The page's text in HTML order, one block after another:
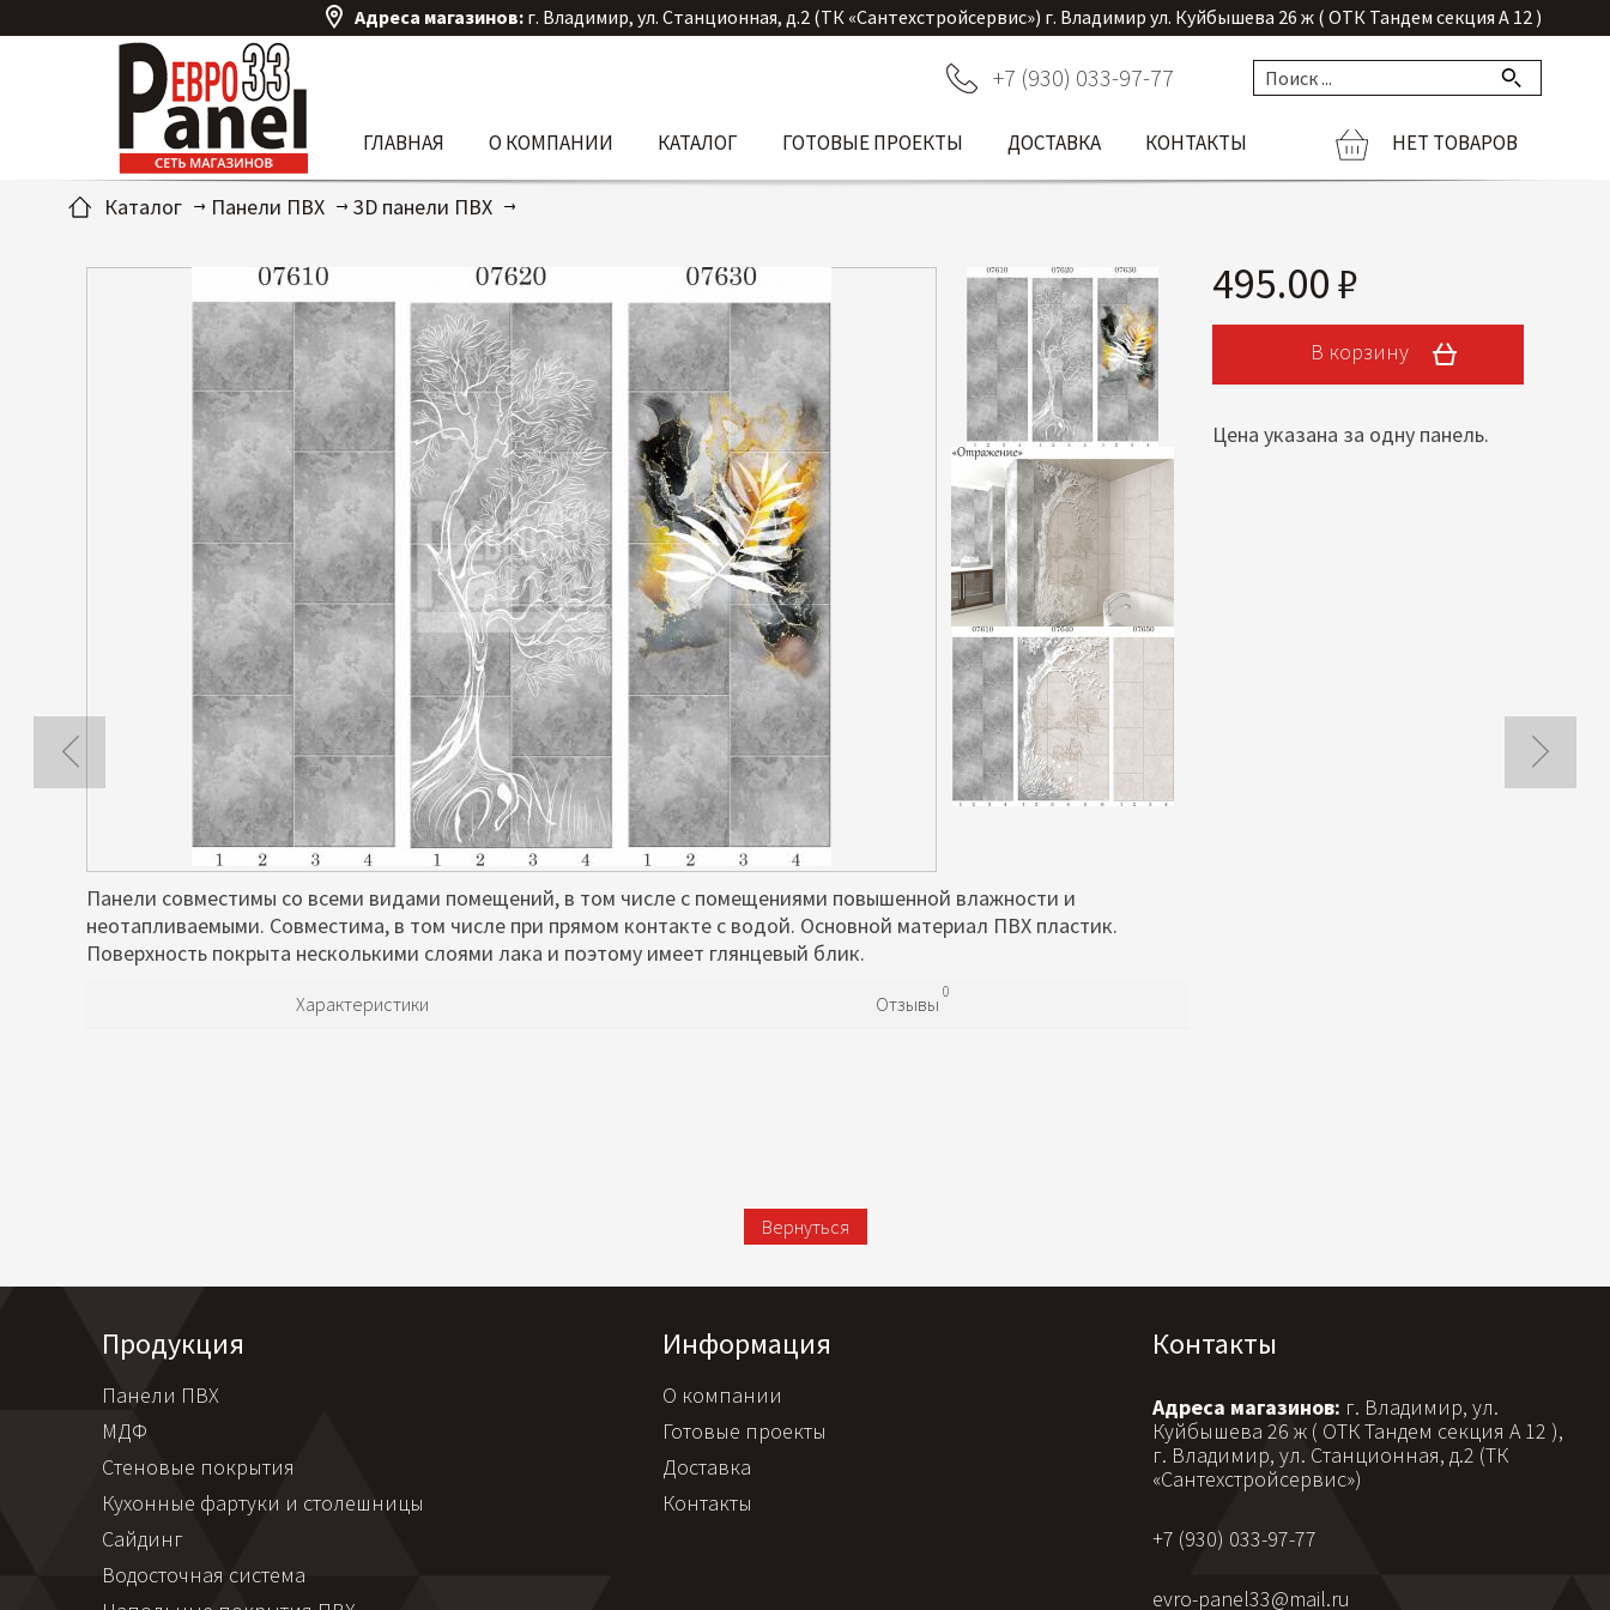
Адреса магазинов: г. Владимир, ул. Станционная, д.2 (ТК «Сантехстройсервис») г. Владимир ул. Куйбышева 26 ж ( ОТК Тандем секция А 12 )
+7 (930) 033-97-77
НЕТ ТОВАРОВ
ГЛАВНАЯ О КОМПАНИИ КАТАЛОГ ГОТОВЫЕ ПРОЕКТЫ ДОСТАВКА КОНТАКТЫ
Каталог Панели ПВХ 3D панели ПВХ
495.00 ₽
В корзину
Цена указана за одну панель.
Панели совместимы со всеми видами помещений, в том числе с помещениями повышенной влажности и
неотапливаемыми. Совместима, в том числе при прямом контакте с водой. Основной материал ПВХ пластик.
Поверхность покрыта несколькими слоями лака и поэтому имеет глянцевый блик.
Характеристики Отзывы
0
Вернуться
Продукция
Панели ПВХ
МДФ
Стеновые покрытия
Кухонные фартуки и столешницы
Сайдинг
Водосточная система
Информация
О компании
Готовые проекты
Доставка
Контакты
Контакты
Адреса магазинов: г. Владимир, ул.
Куйбышева 26 ж ( ОТК Тандем секция А 12 ),
г. Владимир, ул. Станционная, д.2 (ТК
«Сантехстройсервис»)
+7 (930) 033-97-77
evro-panel33@mail.ru